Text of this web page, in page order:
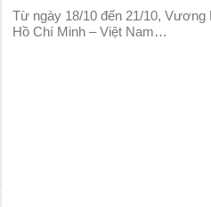
Từ ngày 18/10 đến 21/10, Vương
Hồ Chí Minh – Việt Nam…